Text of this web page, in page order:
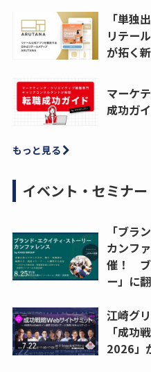
「単独
リテー
が拓く
マーケ
成功ガ
もっと見る
イベント・セミナー
「ブラ
カンフ
催！ ブ
ー」に
江崎グ
「成功
2026」